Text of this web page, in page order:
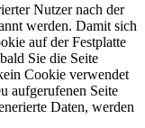
Nutzer nach der
werden. Damit sich
auf der Festplatte
Sie die Seite
Cookie verwendet
aufgerufenen Seite
Daten, werden